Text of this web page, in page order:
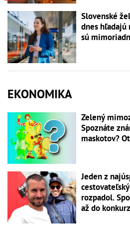
Slovenské
dnes hľadajú
sú
EKONOMIKA
Zelený
Spoznáte
maskotov?
Jeden z
rozpadol.
až do